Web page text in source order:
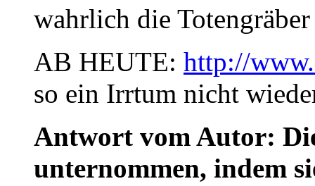
wahrlich die
AB HEUTE: http://
so ein Irrtum nicht
Antwort vom Autor:
unternommen, indem